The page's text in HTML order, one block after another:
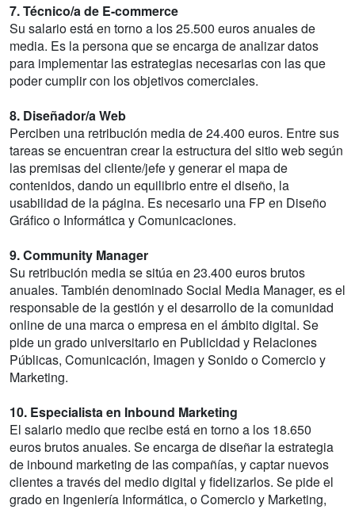
7. Técnico/a de E-commerce
Su salario está en torno a los 25.500 euros anuales de
media. Es la persona que se encarga de analizar datos
para implementar las estrategias necesarias con las que
poder cumplir con los objetivos comerciales.
8. Diseñador/a Web
Perciben una retribución media de 24.400 euros. Entre sus
tareas se encuentran crear la estructura del sitio web según
las premisas del cliente/jefe y generar el mapa de
contenidos, dando un equilibrio entre el diseño, la
usabilidad de la página. Es necesario una FP en Diseño
Gráfico o Informática y Comunicaciones.
9. Community Manager
Su retribución media se sitúa en 23.400 euros brutos
anuales. También denominado Social Media Manager, es el
responsable de la gestión y el desarrollo de la comunidad
online de una marca o empresa en el ámbito digital. Se
pide un grado universitario en Publicidad y Relaciones
Públicas, Comunicación, Imagen y Sonido o Comercio y
Marketing.
10. Especialista en Inbound Marketing
El salario medio que recibe está en torno a los 18.650
euros brutos anuales. Se encarga de diseñar la estrategia
de inbound marketing de las compañías, y captar nuevos
clientes a través del medio digital y fidelizarlos. Se pide el
grado en Ingeniería Informática, o Comercio y Marketing,